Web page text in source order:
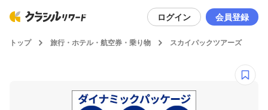
ログイン 会員登録
トップ 旅行・ホテル・航空券・乗り物 スカイパックツアーズ